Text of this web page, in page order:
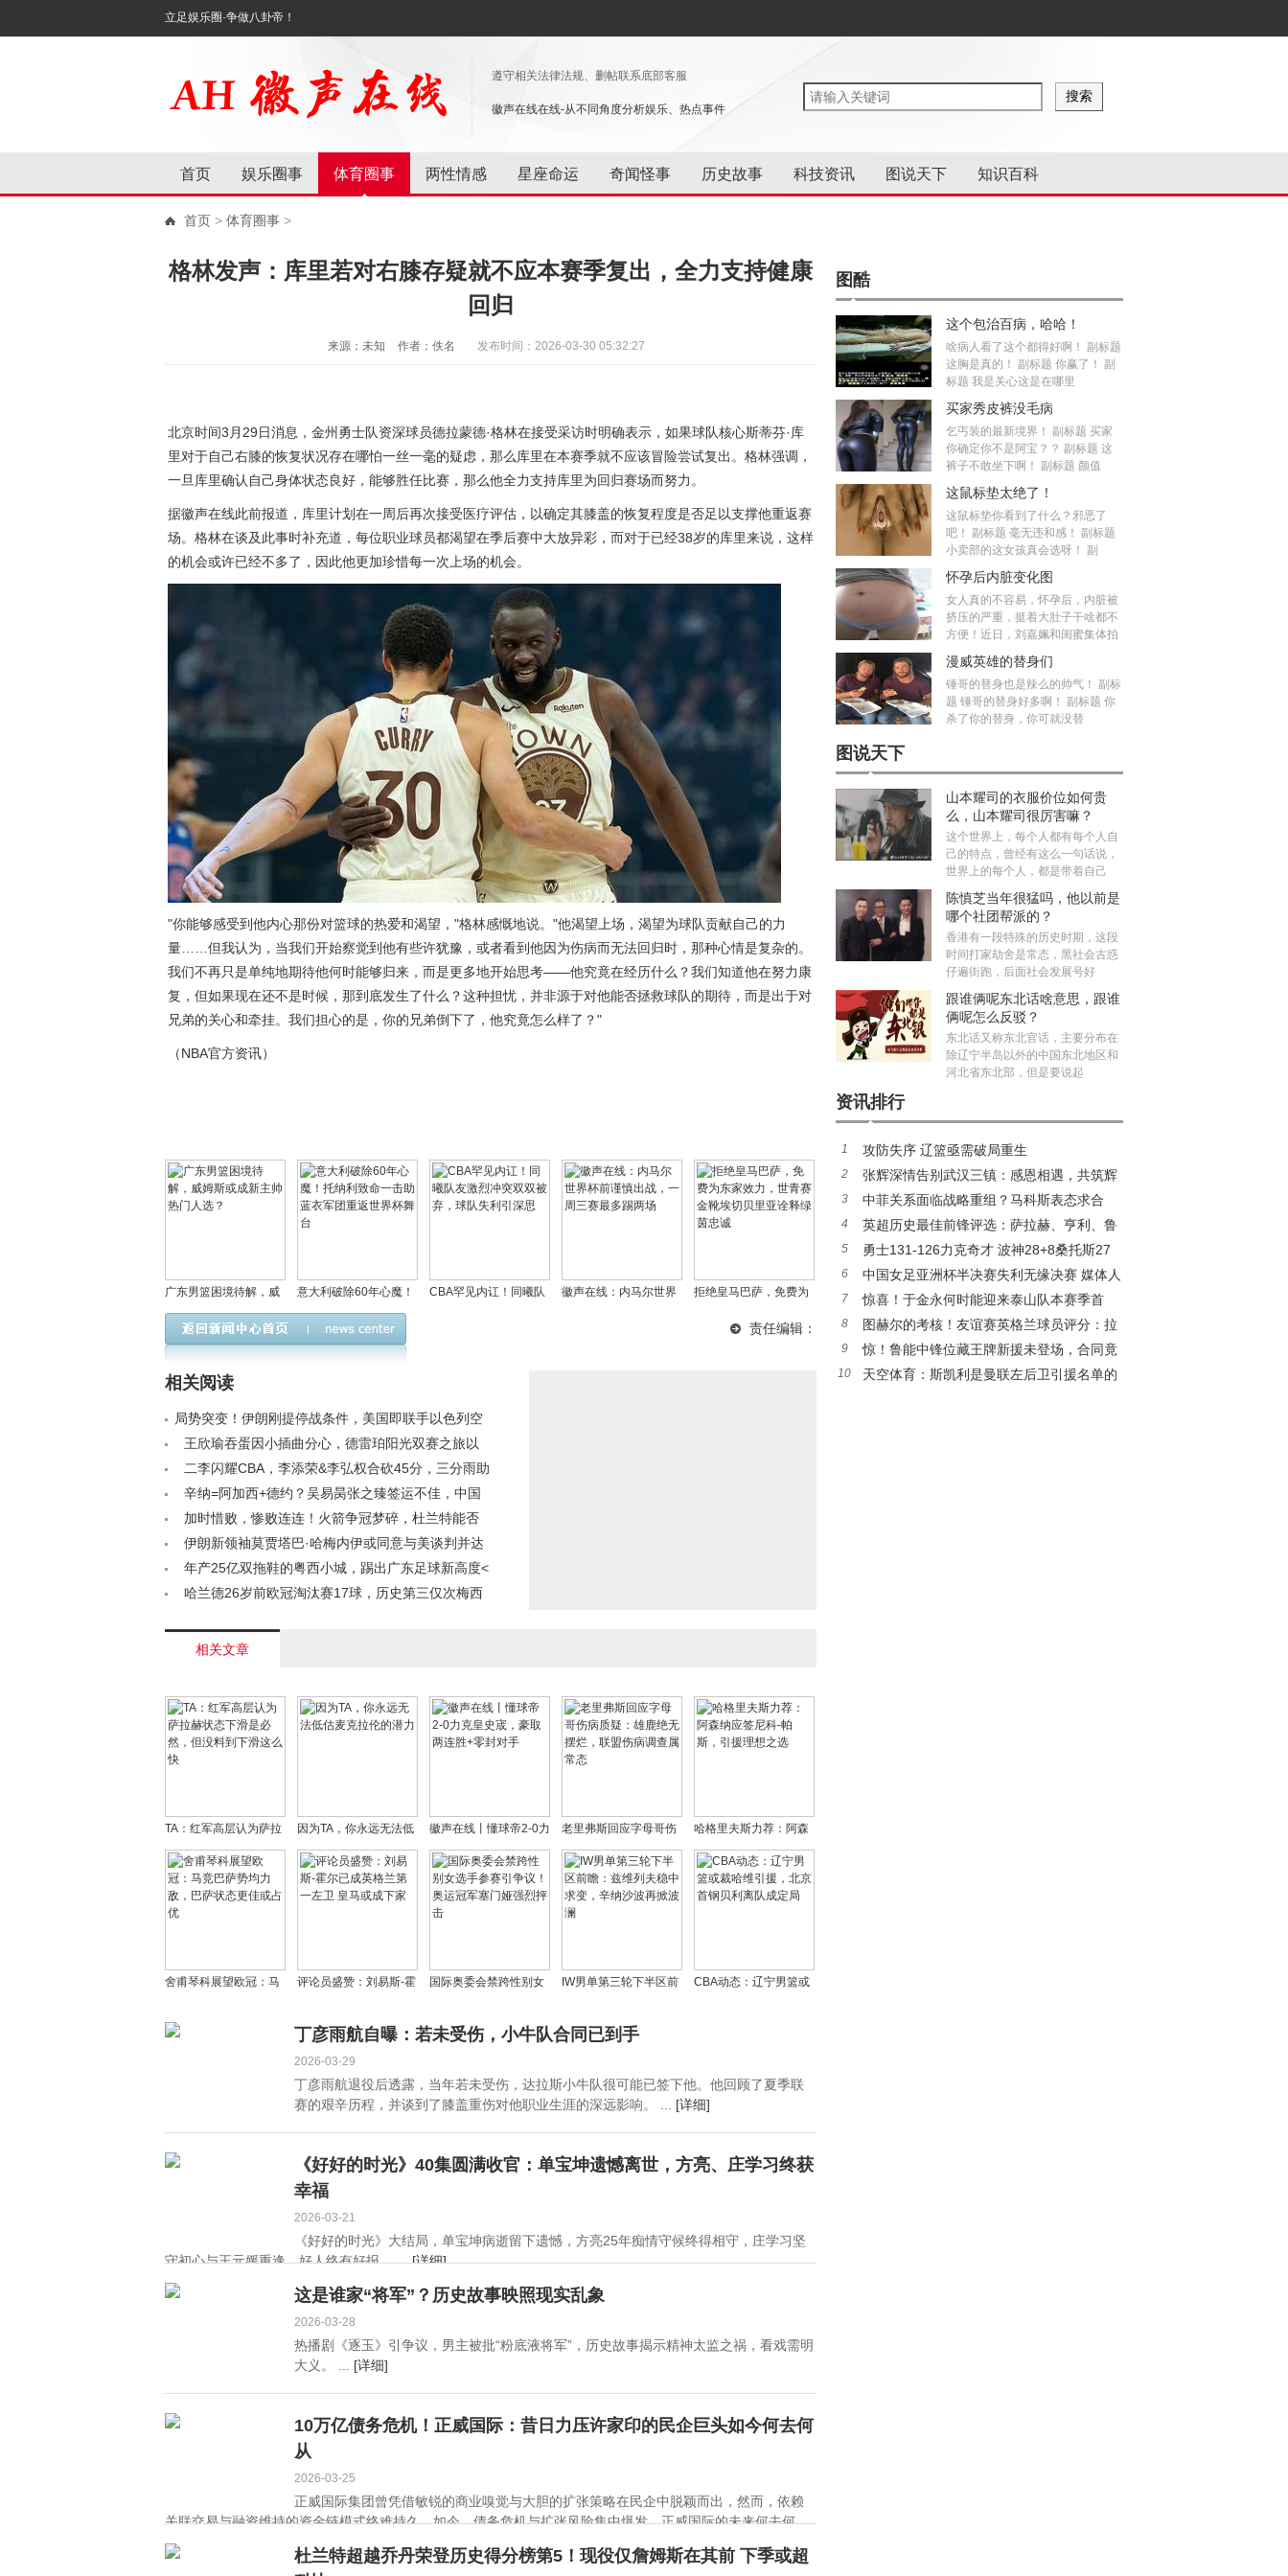
立足娱乐圈·争做八卦帝！
遵守相关法律法规、删帖联系底部客服
徽声在线在线-从不同角度分析娱乐、热点事件
首页 娱乐圈事 体育圈事 两性情感 星座命运 奇闻怪事 历史故事 科技资讯 图说天下 知识百科
首页 > 体育圈事 >
格林发声：库里若对右膝存疑就不应本赛季复出，全力支持健康
回归
来源：未知 作者：佚名 发布时间：2026-03-30 05:32:27
北京时间3月29日消息，金州勇士队资深球员德拉蒙德·格林在接受采访时明确表示，如果球队核心斯蒂芬·库
里对于自己右膝的恢复状况存在哪怕一丝一毫的疑虑，那么库里在本赛季就不应该冒险尝试复出。格林强调，
一旦库里确认自己身体状态良好，能够胜任比赛，那么他全力支持库里为回归赛场而努力。
据徽声在线此前报道，库里计划在一周后再次接受医疗评估，以确定其膝盖的恢复程度是否足以支撑他重返赛
场。格林在谈及此事时补充道，每位职业球员都渴望在季后赛中大放异彩，而对于已经38岁的库里来说，这样
的机会或许已经不多了，因此他更加珍惜每一次上场的机会。
"你能够感受到他内心那份对篮球的热爱和渴望，"格林感慨地说。"他渴望上场，渴望为球队贡献自己的力
量……但我认为，当我们开始察觉到他有些许犹豫，或者看到他因为伤病而无法回归时，那种心情是复杂的。
我们不再只是单纯地期待他何时能够归来，而是更多地开始思考——他究竟在经历什么？我们知道他在努力康
复，但如果现在还不是时候，那到底发生了什么？这种担忧，并非源于对他能否拯救球队的期待，而是出于对
兄弟的关心和牵挂。我们担心的是，你的兄弟倒下了，他究竟怎么样了？"
（NBA官方资讯）
广东男篮困境待解，威
姆斯或成新主帅热门人
选？
意大利破除60年心魔！
托纳利致命一击助蓝衣
CBA罕见内讧！同曦队
徽声在线：内马尔世界
拒绝皇马巴萨，免费为
埃切贝里亚诠释绿茵忠
责任编辑：
相关阅读
局势突变！伊朗刚提停战条件，美国即联手以色列空
袭核设施< /a>
王欣瑜吞蛋因小插曲分心，德雷珀阳光双赛之旅以
崩溃告终< /a>
二李闪耀CBA，李添荣&李弘权合砍45分，三分雨助
力上海大胜山西< /a>
辛纳=阿加西+德约？吴易昺张之臻签运不佳，中国
小将携手晋级迈阿密决胜轮< /a>
加时惜败，惨败连连！火箭争冠梦碎，杜兰特能否
力挽狂澜？< /a>
伊朗新领袖莫贾塔巴·哈梅内伊或同意与美谈判并达
成共识< /a>
年产25亿双拖鞋的粤西小城，踢出广东足球新高度<
/a> 哈兰德26岁前欧冠淘汰赛17球，历史第三仅次梅西
相关文章
TA：红军高层认为萨拉
赫状态下滑是必然，但
没料到下滑这么快
因为TA，你永远无法低
估麦克拉伦的潜力
徽声在线丨懂球帝2-0力
克皇史宬，豪取两连胜
+零封对手
老里弗斯回应字母哥伤
病质疑：雄鹿绝无摆
烂，联盟伤病调查属常
态
哈格里夫斯力荐：阿森
纳应签尼科-帕斯，引援
理想之选
舍甫琴科展望欧冠：马
状态更佳或占优
评论员盛赞：刘易斯-霍
皇马或成下家
国际奥委会禁跨性别女
冠军塞门娅强烈抨击
IW男单第三轮下半区前
变，辛纳沙波再掀波澜
CBA动态：辽宁男篮或
丁彦雨航自曝：若未受伤，小牛队合同已到手
2026-03-29
丁彦雨航退役后透露，当年若未受伤，达拉斯小牛队很可能已签下他。他回顾了夏季联
赛的艰辛历程，并谈到了膝盖重伤对他职业生涯的深远影响。 ... [详细]
《好好的时光》40集圆满收官：单宝坤遗憾离世，方亮、庄学习终获
幸福
2026-03-21
《好好的时光》大结局，单宝坤病逝留下遗憾，方亮25年痴情守候终得相守，庄学习坚
守初心与王元媛重逢，好人终有好报。 ...[详细]
这是谁家“将军”？历史故事映照现实乱象
2026-03-28
热播剧《逐玉》引争议，男主被批“粉底液将军”，历史故事揭示精神太监之祸，看戏需明
大义。 ... [详细]
10万亿债务危机！正威国际：昔日力压许家印的民企巨头如今何去何
从
2026-03-25
正威国际集团曾凭借敏锐的商业嗅觉与大胆的扩张策略在民企中脱颖而出，然而，依赖
关联交易与融资维持的资金链模式终难持久。如今，债务危机与扩张风险集中爆发，正威国际的未来何去何
从？ ...
杜兰特超越乔丹荣登历史得分榜第5！现役仅詹姆斯在其前 下季或超
图酷
这个包治百病，哈哈！
啥病人看了这个都得好啊！ 副标题
这胸是真的！ 副标题 你赢了！ 副
标题 我是关心这是在哪里
买家秀皮裤没毛病
乞丐装的最新境界！ 副标题 买家
你确定你不是阿宝？？ 副标题 这
裤子不敢坐下啊！ 副标题 颜值
这鼠标垫太绝了！
这鼠标垫你看到了什么？邪恶了
吧！ 副标题 毫无违和感！ 副标题
小卖部的这女孩真会选呀！ 副
怀孕后内脏变化图
女人真的不容易，怀孕后，内脏被
挤压的严重，挺着大肚子干啥都不
方便！近日，刘嘉姵和闺蜜集体拍
漫威英雄的替身们
锤哥的替身也是辣么的帅气！ 副标
题 锤哥的替身好多啊！ 副标题 你
杀了你的替身，你可就没替
图说天下
山本耀司的衣服价位如何贵
么，山本耀司很厉害嘛？
这个世界上，每个人都有每个人自
己的特点，曾经有这么一句话说，
世界上的每个人，都是带着自己
陈慎芝当年很猛吗，他以前是
哪个社团帮派的？
香港有一段特殊的历史时期，这段
时间打家劫舍是常态，黑社会古惑
仔遍街跑，后面社会发展号好
跟谁俩呢东北话啥意思，跟谁
俩呢怎么反驳？
东北话又称东北官话，主要分布在
除辽宁半岛以外的中国东北地区和
河北省东北部，但是要说起
资讯排行
1 攻防失序 辽篮亟需破局重生
2
张辉深情告别武汉三镇：感恩相遇，共筑辉
煌旅程
3
中菲关系面临战略重组？马科斯表态求合
作，中方划出明确红线
4
英超历史最佳前锋评选：萨拉赫、亨利、鲁
尼、C罗等巨星入围
5
勇士131-126力克奇才 波神28+8桑托斯27
分波杰姆斯基全能表现
6
中国女足亚洲杯半决赛失利无缘决赛 媒体人
热议米利西奇去留
7
惊喜！于金永何时能迎来泰山队本赛季首
秀？或成王大雷理想接班人
8
图赫尔的考核！友谊赛英格兰球员评分：拉
师傅独秀 本怀特回归抢戏
9
惊！鲁能中锋位藏王牌新援未登场，合同竟
签至2026年底
10
天空体育：斯凯利是曼联左后卫引援名单的